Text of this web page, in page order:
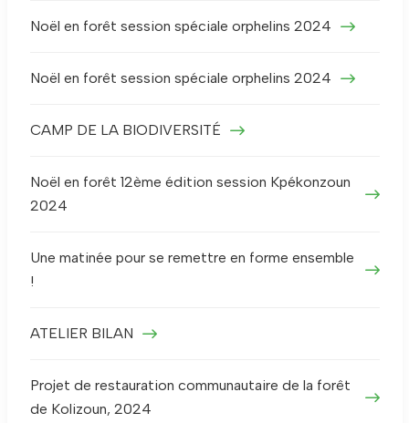
Noël en forêt session spéciale orphelins 2024
Noël en forêt session spéciale orphelins 2024
CAMP DE LA BIODIVERSITÉ
Noël en forêt 12ème édition session Kpékonzoun
2024
Une matinée pour se remettre en forme ensemble
!
ATELIER BILAN
Projet de restauration communautaire de la forêt
de Kolizoun, 2024